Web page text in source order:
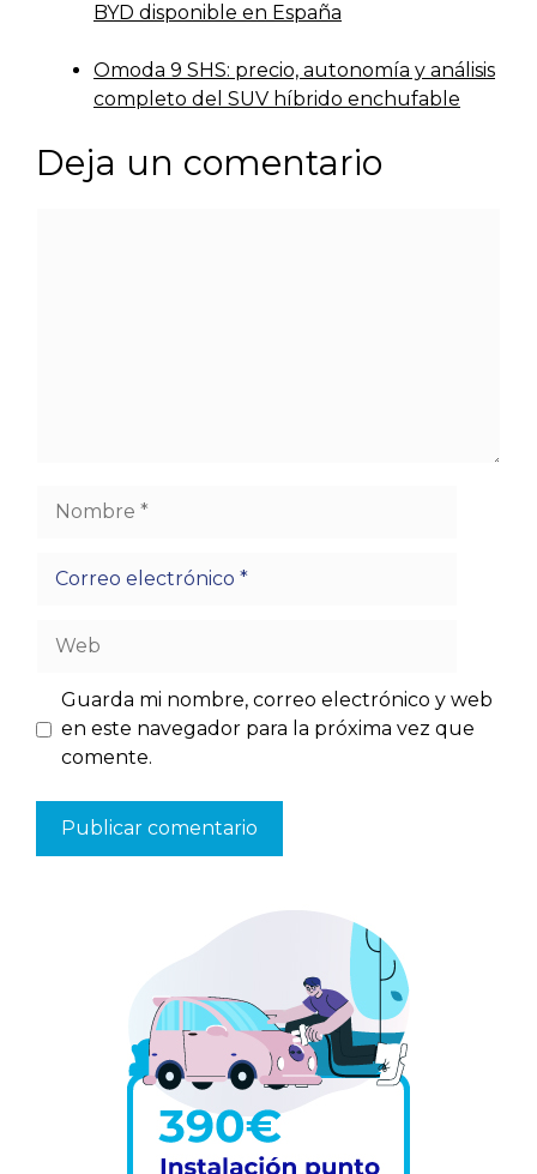
BYD disponible en España
Omoda 9 SHS: precio, autonomía y análisis
completo del SUV híbrido enchufable
Deja un comentario
Nombre
Guarda mi nombre, correo electrónico y web
en este navegador para la próxima vez que
comente.